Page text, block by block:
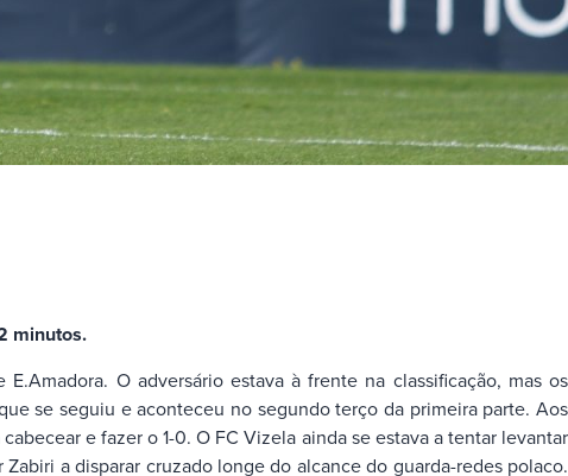
minutos.
O adversário estava à frente na classificação, mas os
se seguiu e aconteceu no segundo terço da primeira parte. Aos
e fazer o 1-0. O FC Vizela ainda se estava a tentar levantar
a disparar cruzado longe do alcance do guarda-redes polaco.